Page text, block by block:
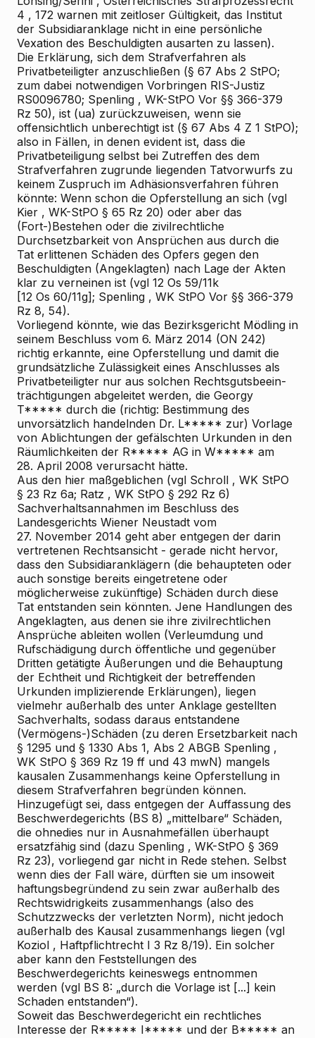
4 , 172 warnen mit zeitloser Gültigkeit, das Institut
der Subsidiaranklage nicht in eine persönliche
Vexation des Beschuldigten ausarten zu lassen).
Die Erklärung, sich dem Strafverfahren als
Privatbeteiligter anzuschließen (§ 67 Abs 2 StPO;
zum dabei notwendigen Vorbringen RIS-Justiz
RS0096780; Spenling , WK-StPO Vor §§ 366-379
Rz 50), ist (ua) zurückzuweisen, wenn sie
offensichtlich unberechtigt ist (§ 67 Abs 4 Z 1 StPO);
also in Fällen, in denen evident ist, dass die
Privatbeteiligung selbst bei Zutreffen des dem
Strafverfahren zugrunde liegenden Tatvorwurfs zu
keinem Zuspruch im Adhäsionsverfahren führen
könnte: Wenn schon die Opferstellung an sich (vgl
Kier , WK-StPO § 65 Rz 20) oder aber das
(Fort-)Bestehen oder die zivilrechtliche
Durchsetzbarkeit von Ansprüchen aus durch die
Tat erlittenen Schäden des Opfers gegen den
Beschuldigten (Angeklagten) nach Lage der Akten
klar zu verneinen ist (vgl 12 Os 59/11k
[12 Os 60/11g]; Spenling , WK StPO Vor §§ 366-379
Rz 8, 54).
Vorliegend könnte, wie das Bezirksgericht Mödling in
seinem Beschluss vom 6. März 2014 (ON 242)
richtig erkannte, eine Opferstellung und damit die
grundsätzliche Zulässigkeit eines Anschlusses als
Privatbeteiligter nur aus solchen Rechtsgutsbeein-
trächtigungen abgeleitet werden, die Georgy
T***** durch die (richtig: Bestimmung des
unvorsätzlich handelnden Dr. L***** zur) Vorlage
von Ablichtungen der gefälschten Urkunden in den
Räumlichkeiten der R***** AG in W***** am
28. April 2008 verursacht hätte.
Aus den hier maßgeblichen (vgl Schroll , WK StPO
§ 23 Rz 6a; Ratz , WK StPO § 292 Rz 6)
Sachverhaltsannahmen im Beschluss des
Landesgerichts Wiener Neustadt vom
27. November 2014 geht aber entgegen der darin
vertretenen Rechtsansicht - gerade nicht hervor,
dass den Subsidiaranklägern (die behaupteten oder
auch sonstige bereits eingetretene oder
möglicherweise zukünftige) Schäden durch diese
Tat entstanden sein könnten. Jene Handlungen des
Angeklagten, aus denen sie ihre zivilrechtlichen
Ansprüche ableiten wollen (Verleumdung und
Rufschädigung durch öffentliche und gegenüber
Dritten getätigte Äußerungen und die Behauptung
der Echtheit und Richtigkeit der betreffenden
Urkunden implizierende Erklärungen), liegen
vielmehr außerhalb des unter Anklage gestellten
Sachverhalts, sodass daraus entstandene
(Vermögens-)Schäden (zu deren Ersetzbarkeit nach
§ 1295 und § 1330 Abs 1, Abs 2 ABGB Spenling ,
WK StPO § 369 Rz 19 ff und 43 mwN) mangels
kausalen Zusammenhangs keine Opferstellung in
diesem Strafverfahren begründen können.
Hinzugefügt sei, dass entgegen der Auffassung des
Beschwerdegerichts (BS 8) „mittelbare“ Schäden,
die ohnedies nur in Ausnahmefällen überhaupt
ersatzfähig sind (dazu Spenling , WK-StPO § 369
Rz 23), vorliegend gar nicht in Rede stehen. Selbst
wenn dies der Fall wäre, dürften sie um insoweit
haftungsbegründend zu sein zwar außerhalb des
Rechtswidrigkeits zusammenhangs (also des
Schutzzwecks der verletzten Norm), nicht jedoch
außerhalb des Kausal zusammenhangs liegen (vgl
Koziol , Haftpflichtrecht I 3 Rz 8/19). Ein solcher
aber kann den Feststellungen des
Beschwerdegerichts keineswegs entnommen
werden (vgl BS 8: „durch die Vorlage ist [...] kein
Schaden entstanden“).
Soweit das Beschwerdegericht ein rechtliches
Interesse der R***** I***** und der B***** an